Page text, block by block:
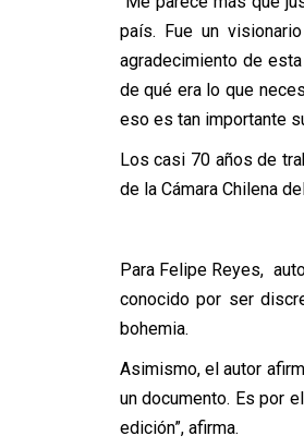
país. Fue un
agradecimiento de
de qué era lo que
eso es tan importante
Los casi 70 años de
de la Cámara Chilena
Para Felipe Reyes,
conocido por ser
bohemia.
Asimismo, el autor
un documento. Es por
edición”, afirma.